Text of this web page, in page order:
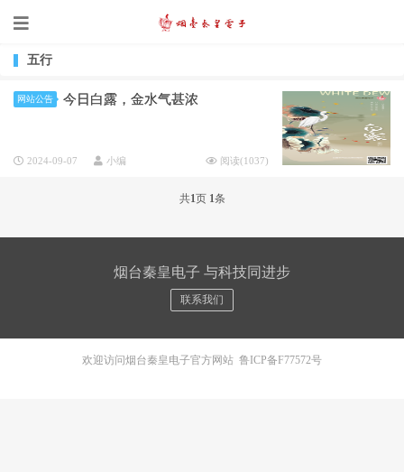
五行
网站公告 今日白露，金水气甚浓
2024-09-07 小编 阅读(1037)
共1页 1条
烟台秦皇电子 与科技同进步
联系我们
欢迎访问烟台秦皇电子官方网站 鲁ICP备F77572号